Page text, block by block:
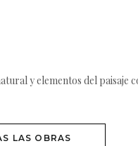
y elementos del
LAS OBRAS